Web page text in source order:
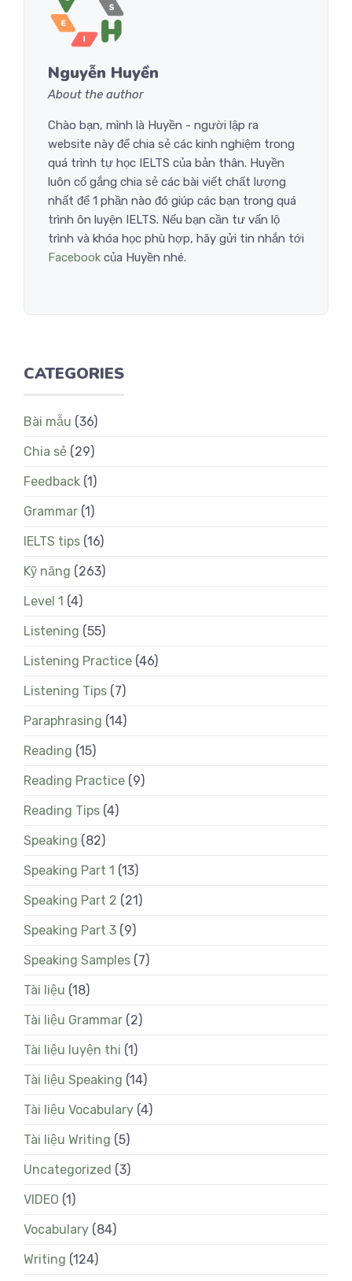
Nguyễn Huyền
About the author
Chào bạn, mình là Huyền - người lập ra
website này để chia sẻ các kinh nghiệm trong
quá trình tự học IELTS của bản thân. Huyền
luôn cố gắng chia sẻ các bài viết chất lượng
nhất để 1 phần nào đó giúp các bạn trong quá
trình ôn luyện IELTS. Nếu bạn cần tư vấn lộ
trình và khóa học phù hợp, hãy gửi tin nhắn tới
Facebook của Huyền nhé.
CATEGORIES
Bài mẫu (36)
Chia sẻ (29)
Feedback (1)
Grammar (1)
IELTS tips (16)
Kỹ năng (263)
Level 1 (4)
Listening (55)
Listening Practice (46)
Listening Tips (7)
Paraphrasing (14)
Reading (15)
Reading Practice (9)
Reading Tips (4)
Speaking (82)
Speaking Part 1 (13)
Speaking Part 2 (21)
Speaking Part 3 (9)
Speaking Samples (7)
Tài liệu (18)
Tài liệu Grammar (2)
Tài liệu luyện thi (1)
Tài liệu Speaking (14)
Tài liệu Vocabulary (4)
Tài liệu Writing (5)
Uncategorized (3)
VIDEO (1)
Vocabulary (84)
Writing (124)